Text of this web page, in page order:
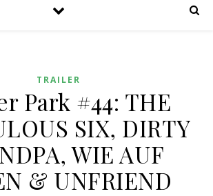
TRAILER
Park #44: THE
SIX, DIRTY
WIE AUF
& UNFRIEND